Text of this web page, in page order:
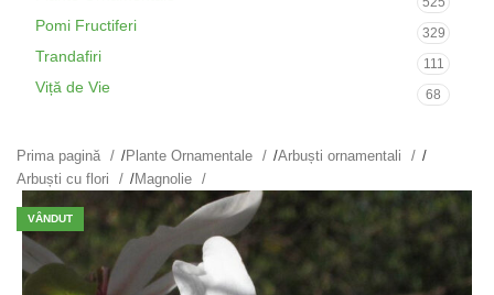
Pomi Fructiferi 329
Trandafiri 111
Viță de Vie 68
Prima pagină /Plante Ornamentale /Arbuști ornamentali
/
Arbuști cu flori
/Magnolie
VÂNDUT